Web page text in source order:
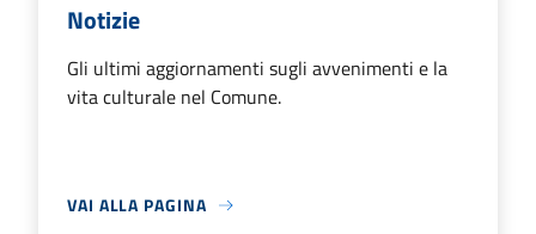
Notizie
Gli ultimi aggiornamenti sugli avvenimenti e la
vita culturale nel Comune.
VAI ALLA PAGINA